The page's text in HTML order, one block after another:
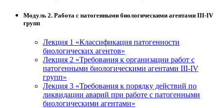
Модуль 2. Работа с патогенными биологическими агентами III-IV
групп
Лекция 1 «Классификация патогенности
биологических агентов»
Лекция 2 «Требования к организации работ с
патогенными биологическими агентами III-IV
групп»
Лекция 3 «Требования к порядку действий по
ликвидации аварий при работе с патогенными
биологическими агентами»